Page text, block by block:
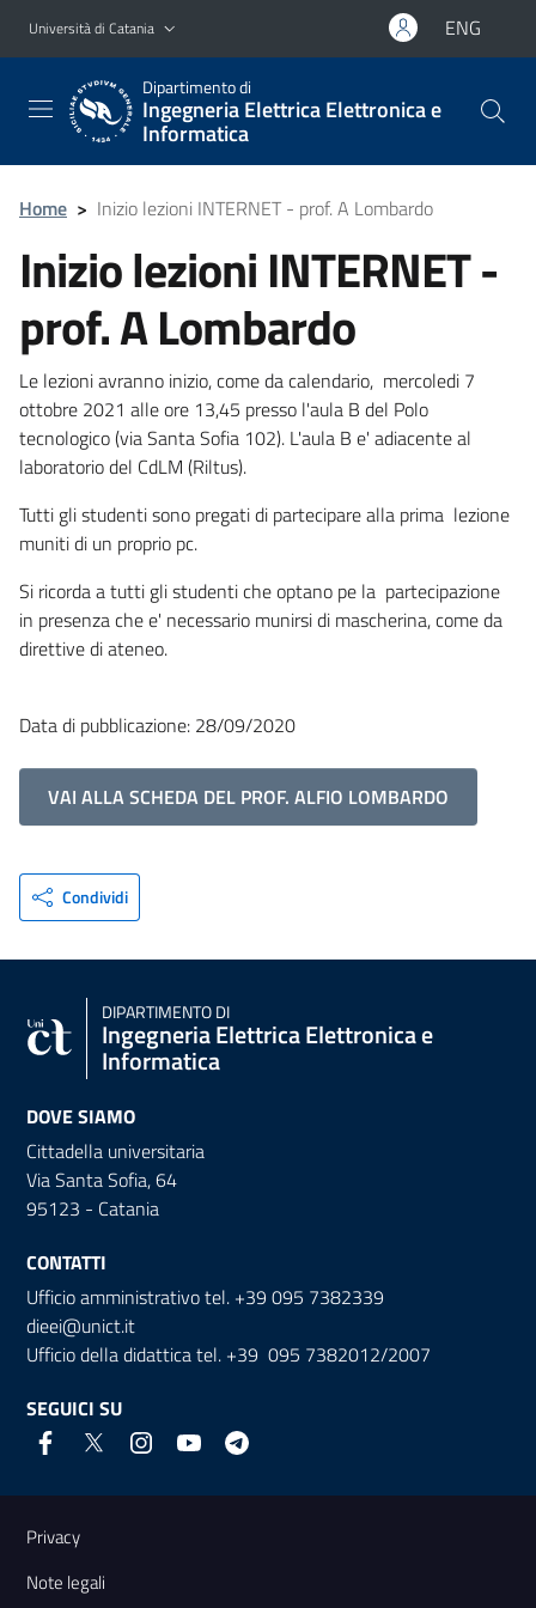
Vai al contenuto principale
Vai al menu di navigazione
Università di Catania ENG
Dipartimento di
Ingegneria Elettrica Elettronica e
Informatica
Home > Inizio lezioni INTERNET - prof. A Lombardo
Inizio lezioni INTERNET -
prof. A Lombardo
Le lezioni avranno inizio, come da calendario, mercoledi 7
ottobre 2021 alle ore 13,45 presso l'aula B del Polo
tecnologico (via Santa Sofia 102). L'aula B e' adiacente al
laboratorio del CdLM (Riltus).
Tutti gli studenti sono pregati di partecipare alla prima lezione
muniti di un proprio pc.
Si ricorda a tutti gli studenti che optano pe la partecipazione
in presenza che e' necessario munirsi di mascherina, come da
direttive di ateneo.
Data di pubblicazione: 28/09/2020
VAI ALLA SCHEDA DEL PROF. ALFIO LOMBARDO
Condividi
DIPARTIMENTO DI
Ingegneria Elettrica Elettronica e
Informatica
DOVE SIAMO
Cittadella universitaria
Via Santa Sofia, 64
95123 - Catania
CONTATTI
Ufficio amministrativo tel. +39 095 7382339
dieei@unict.it
Ufficio della didattica tel. +39 095 7382012/2007
SEGUICI SU
Link e informazioni utili
Privacy
Note legali